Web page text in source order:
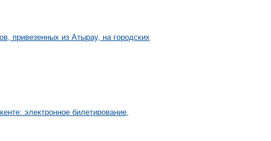
привезенных из Атырау, на городских
электронное билетирование,